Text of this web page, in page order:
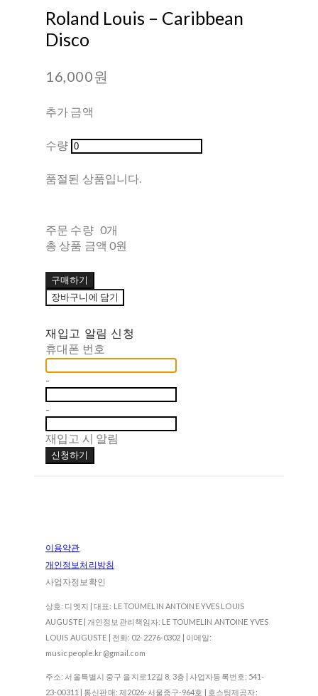
Roland Louis ‎– Caribbean
Disco
16,000원
추가 금액
수량
품절된 상품입니다.
주문 수량 0개
총 상품 금액 0원
구매하기
장바구니에 담기
재입고 알림 신청
휴대폰 번호
-
-
재입고 시 알림
신청하기
이용약관
개인정보처리방침
사업자정보확인
상호: 디엣지 | 대표: LE TOUMELIN ANTOINE YVES LOUIS
AUGUSTE | 개인정보관리책임자: LE TOUMELIN ANTOINE YVES
LOUIS AUGUSTE | 전화: 02-2276-0302 | 이메일:
musicpeople.kr@gmail.com
주소: 서울특별시 중구 을지로12길 8, 3층 | 사업자등록번호: 541-
23-00311 | 통신판매: 제2026-서울중구-964호 | 호스팅제공자: